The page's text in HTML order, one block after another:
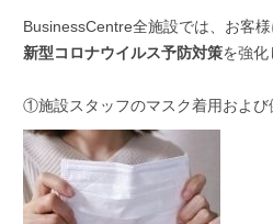
BusinessCentre全施設では、お客
新型コロナウイルス予防対策を強化
①施設スタッフのマスク着用および